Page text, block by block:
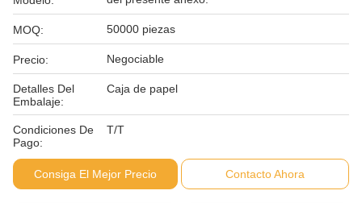
MOQ: 50000 piezas
Precio: Negociable
Detalles Del
Embalaje:
Caja de papel
Condiciones De
Pago:
T/T
Consiga El Mejor Precio Contacto Ahora